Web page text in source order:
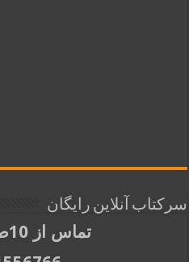
سرکتاب آنلاین رایگان
تماس از 10صبح الی 21